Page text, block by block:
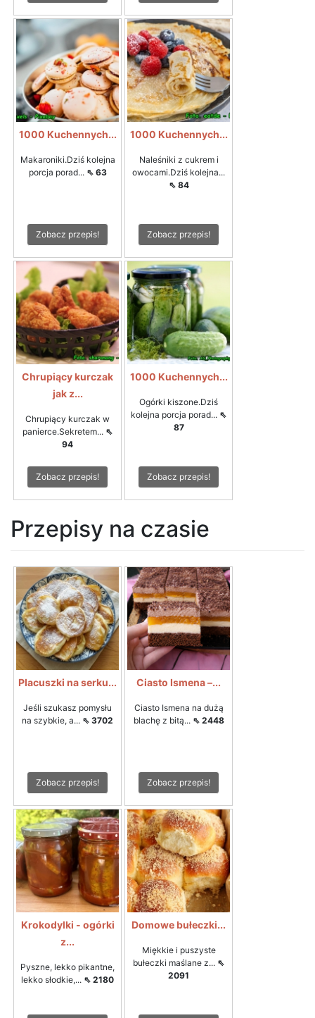
1000 Kuchennych...
Makaroniki.Dziś kolejna
porcja porad... ⇖ 63
Zobacz przepis!
1000 Kuchennych...
Naleśniki z cukrem i
owocami.Dziś kolejna...
⇖ 84
Zobacz przepis!
Chrupiący kurczak
jak z...
Chrupiący kurczak w
panierce.Sekretem... ⇖
94
Zobacz przepis!
1000 Kuchennych...
Ogórki kiszone.Dziś
kolejna porcja porad... ⇖
87
Zobacz przepis!
Przepisy na czasie
Placuszki na serku...
Jeśli szukasz pomysłu
na szybkie, a... ⇖ 3702
Zobacz przepis!
Ciasto Ismena –...
Ciasto Ismena na dużą
blachę z bitą... ⇖ 2448
Zobacz przepis!
Krokodylki - ogórki
z...
Pyszne, lekko pikantne,
lekko słodkie,... ⇖ 2180
Domowe bułeczki...
Miękkie i puszyste
bułeczki maślane z... ⇖
2091